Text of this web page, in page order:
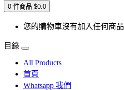
0 件商品 $0.0
您的購物車沒有加入任何商品
目錄
All Products
首頁
Whatsapp 我們